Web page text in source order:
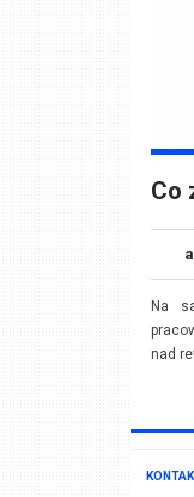
Co
Na
nad